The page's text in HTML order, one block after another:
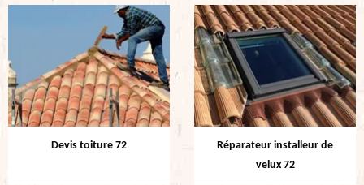
Devis toiture 72
Réparateur installeur de
velux 72